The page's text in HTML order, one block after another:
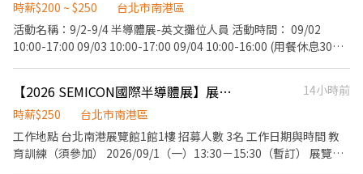
📍台北市中山區南京東路三段210之1號 👉中正區 林森二店📍台北
市中正區林森南路1號 台北濟南店📍台北市中正區濟南路二段66號
台北館前店📍台北市中正區館前路8號 台北公園店📍台北市中正區
公園路30-1號 台北南昌店📍台北市中正區南昌路一段149號 👉松山
區 台北民生店📍台北市松山區民生東路三段135號 台北民權店📍台
北市松山區民權東路三段128號 台北南京二店📍台北市松山區南京
東路五段162號 台北南京六店📍台北市松山區南京東路四段57號 👉
信義區 忠孝四店📍台北市信義區忠孝東路五段522號 台北101店📍
台北市信義區市府路45號 台北夢廣場店📍台北市信義區松高路11號
班：9/8(二) 08:00-16:00 D班：9/8(二) 15:00-21:00
時薪$200 ~ $250
台北市南港區
活動名稱：9/2-9/4 半導體展-英文攤位人員 活動時間： 09/02
10:00-17:00 09/03 10:00-17:00 09/04 10:00-16:00 (用餐休息30分
攤位進行、機動支援等 活動地點：南港展覽館二館(台北市南港區經
貿二路2號) 活動服裝：白色素T+深色無破洞牛仔褲+運動包鞋 活動
薪資：NT250/HR 活動人數：1人 匯款日期：活動結束隔月15號，
遇例假日順延(10/15由凱基銀行匯款) 須具備良好英文溝通能力，檢
附相關英文檢定為佳! 意者，請寄簡歷及數張照片至
【2026 SEMICON國際半導體展】展場接待工讀生
14小時前
時薪$250
台北市南港區
工作地點 台北南港展覽館1館1樓 招募人數 3名 工作日期與時間 教
育訓練（須參加） 2026/09/1（一）13:30－15:30（暫訂） 展覽期